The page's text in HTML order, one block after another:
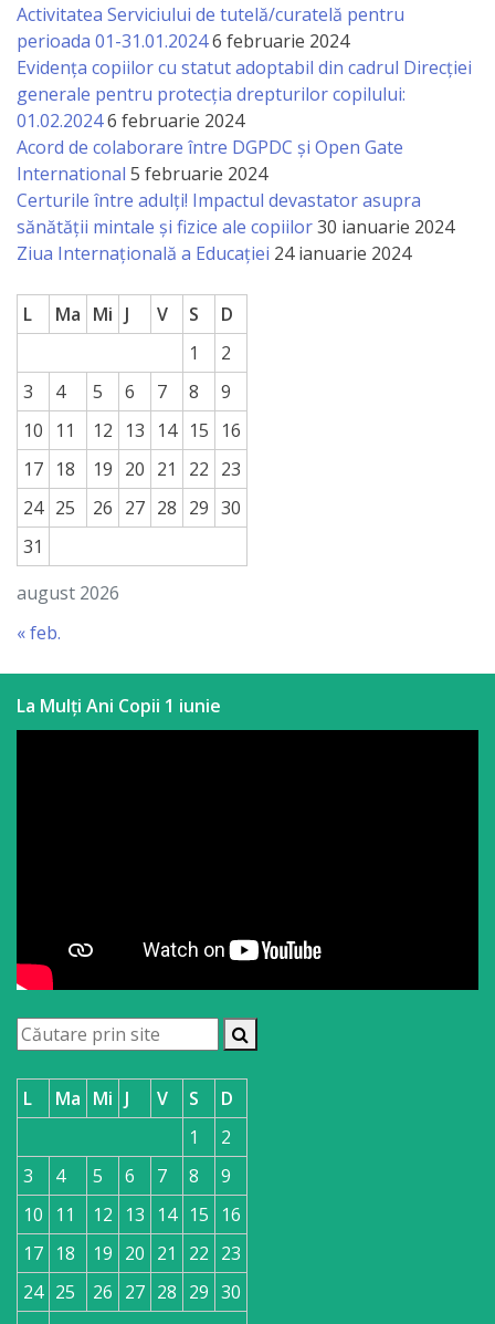
Activitatea Serviciului de tutelă/curatelă pentru
perioada 01-31.01.20246 februarie 2024
Evidența copiilor cu statut adoptabil din cadrul Direcției
generale pentru protecția drepturilor copilului:
01.02.20246 februarie 2024
Acord de colaborare între DGPDC și Open Gate
International 5 februarie 2024
Certurile între adulți! Impactul devastator asupra
sănătății mintale și fizice ale copiilor30 ianuarie 2024
Ziua Internațională a Educației 24 ianuarie 2024
august 2026
L Ma Mi J V S
D
1
2
3
4 5 6 7 8
9
10
11 12 13 14 15
16
17 18 19 20 21 22 23
24 25 26 27 28 29 30
31
« feb.
La Mulți Ani Copii 1 iunie
L Ma Mi J V S
D
1
2
3
4 5 6 7 8
9
10
11 12 13 14 15
16
17 18 19 20 21 22 23
24 25 26 27 28 29 30